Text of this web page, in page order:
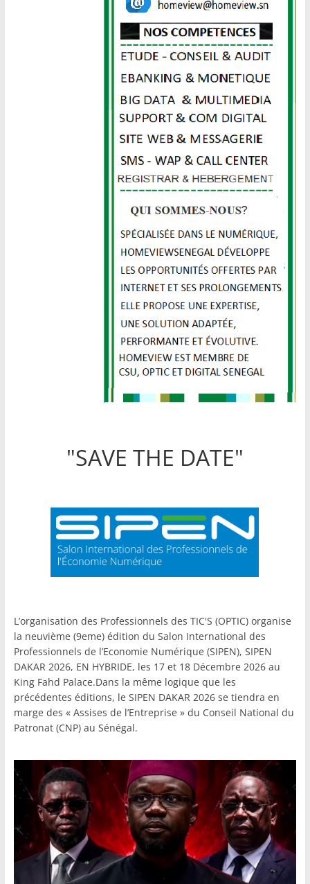
"SAVE THE DATE"
L’organisation des Professionnels des TIC'S (OPTIC) organise
la neuvième (9eme) édition du Salon International des
Professionnels de l’Economie Numérique (SIPEN), SIPEN
DAKAR 2026, EN HYBRIDE, les 17 et 18 Décembre 2026 au
King Fahd Palace.Dans la même logique que les
précédentes éditions, le SIPEN DAKAR 2026 se tiendra en
marge des « Assises de l’Entreprise » du Conseil National du
Patronat (CNP) au Sénégal.